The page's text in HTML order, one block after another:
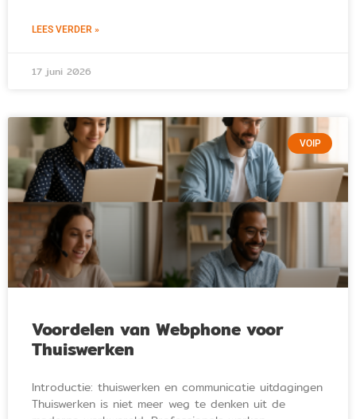
LEES VERDER »
17 juni 2026
VOIP
Voordelen van Webphone voor
Thuiswerken
Introductie: thuiswerken en communicatie uitdagingen
Thuiswerken is niet meer weg te denken uit de